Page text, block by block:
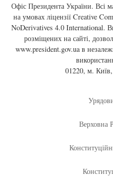
Офіс Президента України. Всі
на умовах ліцензії Creative
NoDerivatives 4.0 International.
розміщених на сайті,
www.president.gov.uaв
01220, м.
Верховна